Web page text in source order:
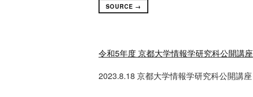
SOURCE →
令和5年度 京都大学情報学研究科公開講座
2023.8.18 京都大学情報学研究科公開講座